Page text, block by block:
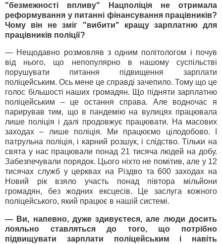
"безмежності впливу" Нацполіція не отримала
реформування у питанні фінансування працівників?
Чому він не зміг "вибити" кращу зарплатню для
працівників поліції?
— Нещодавно розмовляв з одним політологом і почув
від нього, що непопулярно в нашому суспільстві
порушувати питання підвищення зарплати
поліцейським. Ось мене це справді зачепило. Тому що це
голос більшості наших громадян. Що підняти зарплатню
поліцейським – це остання справа. Але водночас я
парирував тим, що в пандемію на вулицях працювала
лише поліція і далі продовжує працювати. На масових
заходах – лише поліція. Ми працюємо цілодобово. І
патрульна поліція, і карний розшук, і слідство. Тільки на
свята у нас працювали понад 21 тисяча людей на добу.
Забезпечували порядок. Цього ніхто не помітив, але у 12
тисячах служб у церквах на Різдво та 600 заходах на
Новий рік взяло участь понад півтора мільйони
громадян, без жодних ексцесів. Це заслуга кожного
поліцейського, який працює в нашій системі.
— Ви, напевно, дуже здивуєтеся, але люди досить
лояльно ставляться до того, що потрібно
підвищувати зарплати поліцейським і навіть